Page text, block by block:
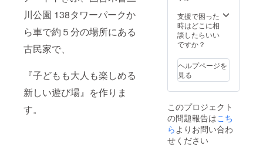
川公園 138タワーパークか
ら車で約５分の場所にある
古民家で、
『子どもも大人も楽しめる
新しい遊び場』を作りま
す。
てくだ
さい！
正解者
には舞
りで必
要なも
ので準
備可能
であれ
ばこち
らで用
意しま
す。こ
を兼ね
そろえ
たプラ
ンと
いま
す。部
屋の購
入権で
ため、
使用権
利はプ
ロジェ
クト
ので準
備可能
なもの
であれ
らで用
意しま
す。こ
ちらに
屋の設
定がで
きない
場合は
現場を
支援で困った
時はどこに相
談したらいい
ですか？
ヘルプページを
見る
このプロジェクト
の問題報告はこち
らよりお問い合わ
せください